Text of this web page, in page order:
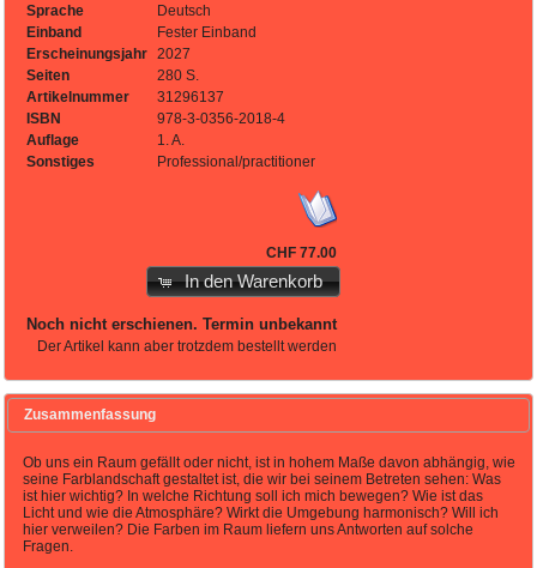
Sprache
Deutsch
Einband
Fester Einband
Erscheinungsjahr
2027
Seiten
280 S.
Artikelnummer
31296137
ISBN
978-3-0356-2018-4
Auflage
1. A.
Sonstiges
Professional/practitioner
CHF 77.00
In den Warenkorb
Noch nicht erschienen. Termin unbekannt
Der Artikel kann aber trotzdem bestellt werden
Zusammenfassung
Ob uns ein Raum gefällt oder nicht, ist in hohem Maße davon abhängig, wie
seine Farblandschaft gestaltet ist, die wir bei seinem Betreten sehen: Was
ist hier wichtig? In welche Richtung soll ich mich bewegen? Wie ist das
Licht und wie die Atmosphäre? Wirkt die Umgebung harmonisch? Will ich
hier verweilen? Die Farben im Raum liefern uns Antworten auf solche
Fragen.